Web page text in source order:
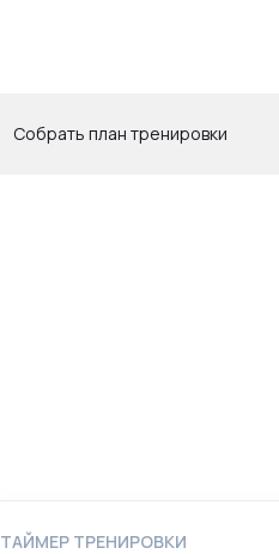
Собрать план тренировки
ТАЙМЕР ТРЕНИРОВКИ